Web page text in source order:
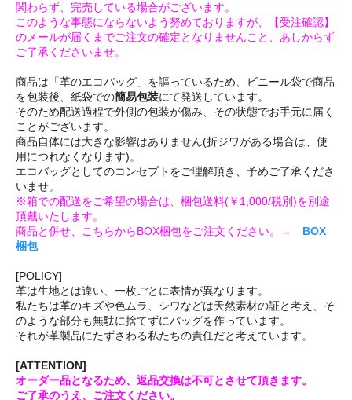
関わらず、完売している場合がございます。
このような事態にならないよう努めておりますが、【受注確認】
のメールが届くまでご注文の確定となりませんこと、あしからず
ご了承くださいませ。
商品は「革のエコバッグ」を謳っているため、ビニール袋で商品
を包装後、紙袋での簡易包装にて発送しています。
そのため配送過程で外側の包装が傷み、その状態でお手元に届く
ことがございます。
商品自体には大きな影響はありません(折ジワがある場合は、使
用につれなくなります)。
エコバッグとしてのコンセプトをご理解頂き、予めご了承くださ
いませ。
※箱での配送をご希望の場合は、梱包送料(￥1,000/税別)を別途
頂戴いたします。
商品と併せ、こちらからBOX梱包をご注文ください。→ BOX
梱包
[POLICY]
革は生地とは違い、一枚ごとに表情が異なります。
私たちは革のキズや色ムラ、シワなどは天然素材の証と考え、そ
のような部分も無駄に捨てずにバッグを作っています。
それが革製品にたずさわる私たちの責任だと考えています。
[ATTENTION]
オーダー品となるため、返品交換は不可とさせて頂きます。
ご了承のうえ、ご注文ください。